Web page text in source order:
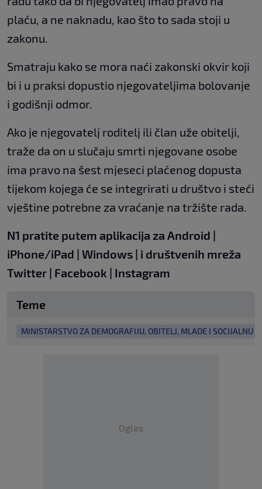
plaću, a ne naknadu, kao što to sada stoji u
zakonu.
Smatraju kako se mora naći zakonski okvir koji
bi i u praksi dopustio njegovateljima bolovanje
i godišnji odmor.
Ako je njegovatelj roditelj ili član uže obitelji,
traže da on u slučaju smrti njegovane osobe
ima pravo na šest mjeseci plaćenog dopusta
tijekom kojega će se integrirati u društvo i steći
vještine potrebne za vraćanje na tržište rada.
N1 pratite putem aplikacija za Android |
iPhone/iPad | Windows | i društvenih mreža
Twitter | Facebook | Instagram
Teme
MINISTARSTVO ZA DEMOGRAFIJU, OBITELJ, MLADE I SOCIJALNU
Oglas